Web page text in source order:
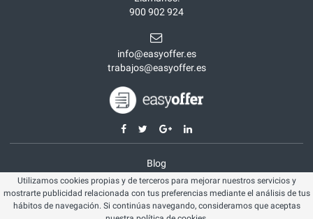
900 902 924
info@easyoffer.es
trabajos@easyoffer.es
Blog
Opiniones
Aviso legal
Utilizamos cookies propias y de terceros para mejorar nuestros servicios y
mostrarte publicidad relacionada con tus preferencias mediante el análisis de tus
hábitos de navegación. Si continúas navegando, consideramos que aceptas